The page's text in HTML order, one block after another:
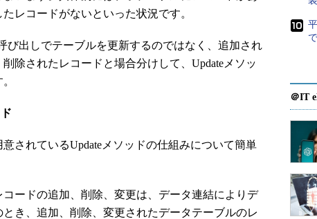
レコードがないといった状況です。
び出しでテーブルを更新するのではなく、追加され
除されたレコードと場合分けして、Updateメソッ
されているUpdateメソッドの仕組みについて簡単
ードの追加、削除、変更は、データ連結によりデ
き、追加、削除、変更されたデータテーブルのレ
＠IT